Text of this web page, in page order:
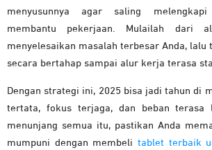
menyusunnya agar saling
membantu pekerjaan. Mulailah dari
menyelesaikan masalah terbesar Anda, lalu
secara bertahap sampai alur kerja terasa
Dengan strategi ini, 2025 bisa jadi tahun di
tertata, fokus terjaga, dan beban terasa
menunjang semua itu, pastikan Anda
mumpuni dengan membeli tablet terbaik